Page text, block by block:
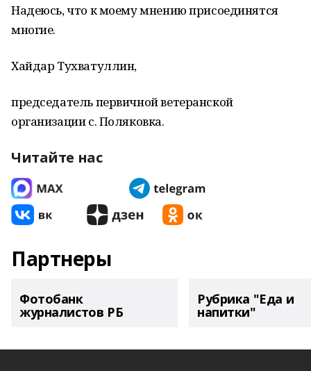
Надеюсь, что к моему мнению присоединятся
многие.
Хайдар Тухватуллин,
председатель первичной ветеранской
организации с. Поляковка.
Читайте нас
Партнеры
Фотобанк
журналистов РБ
Рубрика "Еда и
напитки"